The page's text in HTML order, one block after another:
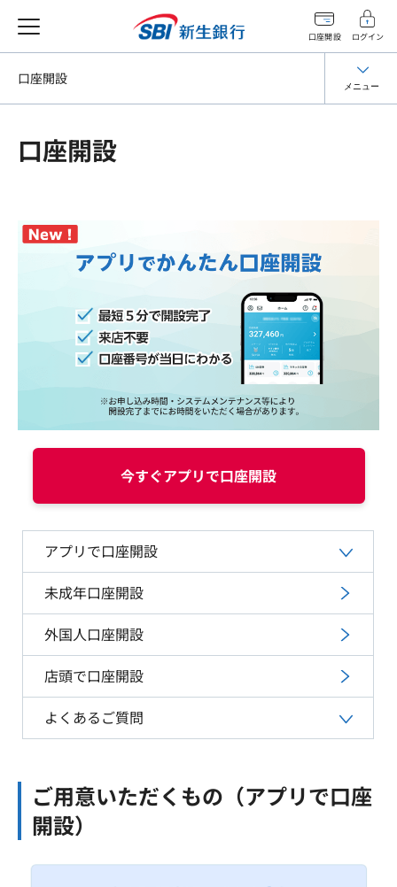
口座開設 ログイン
口座開設
今すぐアプリで口座開設
アプリで口座開設
未成年口座開設
外国人口座開設
店頭で口座開設
よくあるご質問
ご用意いただくもの（アプリで口座
開設）
口座開設 メニュー